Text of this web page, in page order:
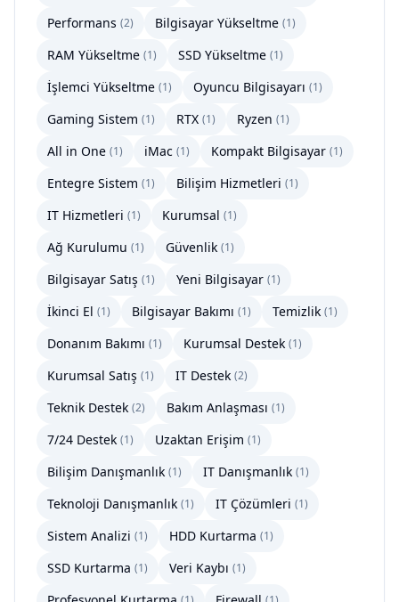
Performans (2) Bilgisayar Yükseltme (1)
RAM Yükseltme (1) SSD Yükseltme (1)
İşlemci Yükseltme (1) Oyuncu Bilgisayarı (1)
Gaming Sistem (1) RTX (1) Ryzen (1)
All in One (1) iMac (1) Kompakt Bilgisayar (1)
Entegre Sistem (1) Bilişim Hizmetleri (1)
IT Hizmetleri (1) Kurumsal (1)
Ağ Kurulumu (1) Güvenlik (1)
Bilgisayar Satış (1) Yeni Bilgisayar (1)
İkinci El (1) Bilgisayar Bakımı (1) Temizlik (1)
Donanım Bakımı (1) Kurumsal Destek (1)
Kurumsal Satış (1) IT Destek (2)
Teknik Destek (2) Bakım Anlaşması (1)
7/24 Destek (1) Uzaktan Erişim (1)
Bilişim Danışmanlık (1) IT Danışmanlık (1)
Teknoloji Danışmanlık (1) IT Çözümleri (1)
Sistem Analizi (1) HDD Kurtarma (1)
SSD Kurtarma (1) Veri Kaybı (1)